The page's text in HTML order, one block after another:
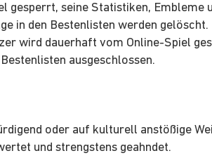
gesperrt, seine Statistiken, Embleme
in den Bestenlisten werden gelöscht.
wird dauerhaft vom Online-Spiel
ausgeschlossen.
oder auf kulturell anstößige
und strengstens geahndet.